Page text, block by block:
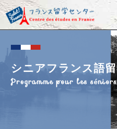
シニアフランス語
Programme pour les séniors